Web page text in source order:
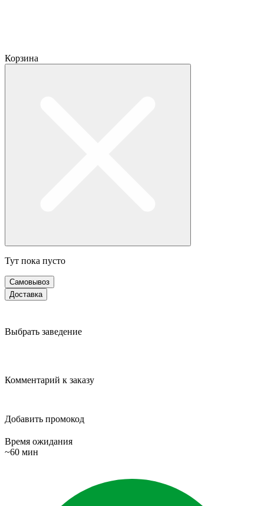
Корзина
Тут пока пусто
Самовывоз
Доставка
Выбрать заведение
Комментарий к заказу
Добавить промокод
Время ожидания
~60 мин